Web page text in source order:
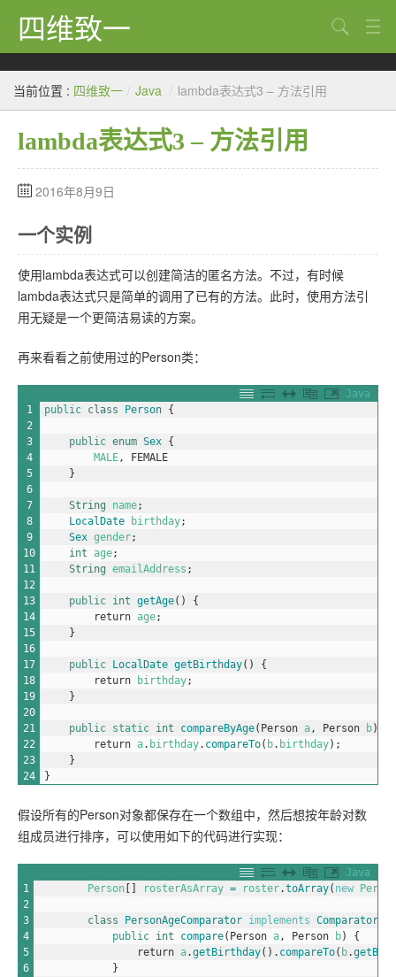
四维致一
Java
大数据
Python
Scala
Bug
Tricks
想法
搜索
当前位置 : 四维致一 / Java / lambda表达式3 – 方法引用
lambda表达式3 – 方法引用
2016年8月9日
一个实例
使用lambda表达式可以创建简洁的匿名方法。不过，有时候
lambda表达式只是简单的调用了已有的方法。此时，使用方法引
用无疑是一个更简洁易读的方案。
再来看看之前使用过的Person类：
Java
1
2
3
4
5
6
7
8
9
10
11
12
13
14
15
16
17
18
19
20
21
22
23
24
public class Person {
public enum Sex {
MALE,
FEMALE
}
String name;
LocalDate
birthday;
Sex gender;
int age;
String emailAddress ;
public int getAge( )
{
return age;
}
public LocalDate getBirthday( )
{
return
birthday;
}
public static int compareByAge( Person a, Person b)
return a. birthday. compareTo( b. birthday) ;
}
}
假设所有的Person对象都保存在一个数组中，然后想按年龄对数
组成员进行排序，可以使用如下的代码进行实现：
Java
1
2
3
4
5
6
Person rosterAsArray = roster.toArray( new Person
class PersonAgeComparator implements Comparator
public int compare( Person a, Person b)
{
return a.getBirthday( ) . compareTo( b.
}